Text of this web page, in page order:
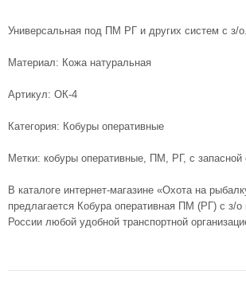
Универсальная под ПМ РГ и других систем с з/
Материал: Кожа натуральная
Артикул: ОК-4
Категория: Кобуры оперативные
Метки: кобуры оперативные, ПМ, РГ, с запасной
В каталоге интернет-магазине «Охота на
предлагается Кобура оперативная ПМ (РГ) с з/
России любой удобной транспортной